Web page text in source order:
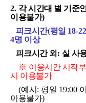
2. 각 시간대 별 기준
이용불가)
피크시간(평일 18-22
4명 이상
피크시간 외 : 실 사
※ 이용시간 시작
시 이용불가
(예시 : 평일 19:00
이용불가)